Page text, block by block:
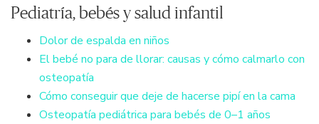
Pediatría, bebés y salud infantil
Dolor de espalda en niños
El bebé no para de llorar: causas y cómo calmarlo con
osteopatía
Cómo conseguir que deje de hacerse pipí en la cama
Osteopatía pediátrica para bebés de 0–1 años